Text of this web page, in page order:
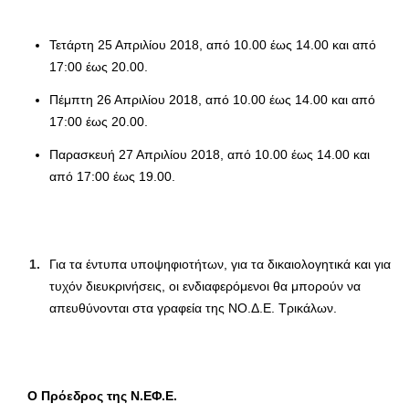
Τετάρτη 25 Απριλίου 2018, από 10.00 έως 14.00 και από
17:00 έως 20.00.
Πέμπτη 26 Απριλίου 2018, από 10.00 έως 14.00 και από
17:00 έως 20.00.
Παρασκευή 27 Απριλίου 2018, από 10.00 έως 14.00 και
από 17:00 έως 19.00.
Για τα έντυπα υποψηφιοτήτων, για τα δικαιολογητικά και για
τυχόν διευκρινήσεις, οι ενδιαφερόμενοι θα μπορούν να
απευθύνονται στα γραφεία της ΝΟ.Δ.Ε. Τρικάλων.
Ο Πρόεδρος της Ν.ΕΦ.Ε.